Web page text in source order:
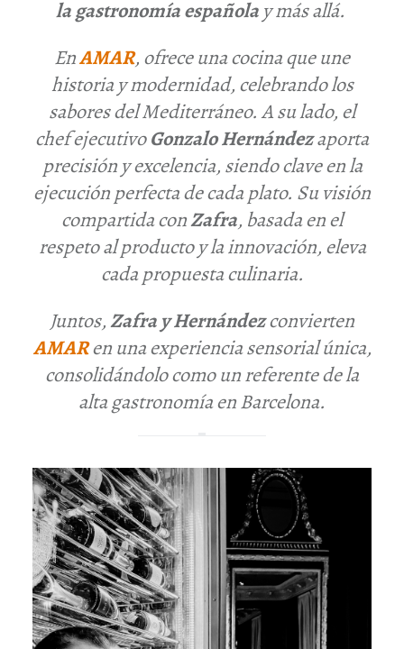
la gastronomía españolay más allá.
EnAMAR, ofrece una cocina que une
historia y modernidad, celebrando los
sabores del Mediterráneo. A su lado, el
chef ejecutivoGonzalo Hernándezaporta
precisión y excelencia, siendo clave en la
ejecución perfecta de cada plato. Su visión
compartida conZafra, basada en el
respeto al producto y la innovación, eleva
cada propuesta culinaria.
Juntos,Zafra y Hernándezconvierten
AMARen una experiencia sensorial única,
consolidándolo como un referente de la
alta gastronomía en Barcelona.